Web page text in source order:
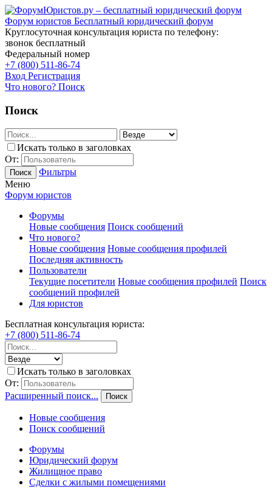
Форум юристов Бесплатный юридический форум
Круглосуточная консультация юриста по телефону:
звонок бесплатный
Федеральный номер
+7 (800) 511-86-74
Вход Регистрация
Что нового? Поиск
Поиск
Искать только в заголовках
От:
Поиск
Фильтры
Меню
Форум юристов
Форумы
Новые сообщения Поиск сообщений
Что нового?
Новые сообщения Новые сообщения профилей
Последняя активность
Пользователи
Текущие посетители Новые сообщения профилей Поиск
сообщений профилей
Для юристов
Бесплатная консультация юриста:
+7 (800) 511-86-74
Искать только в заголовках
От:
Расширенный поиск...
Поиск
Новые сообщения
Поиск сообщений
Форумы
Юридический форум
Жилищное право
Сделки с жилыми помещениями